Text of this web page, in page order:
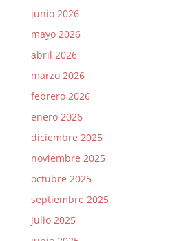
junio 2026
mayo 2026
abril 2026
marzo 2026
febrero 2026
enero 2026
diciembre 2025
noviembre 2025
octubre 2025
septiembre 2025
julio 2025